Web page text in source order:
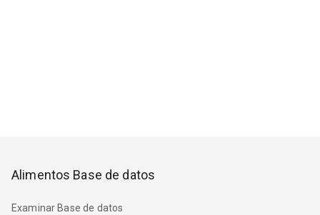
Alimentos Base de datos
Examinar Base de datos